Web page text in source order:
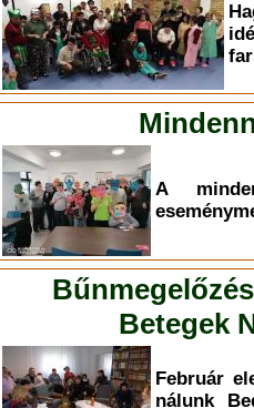
A
Betegek
Február
nálunk